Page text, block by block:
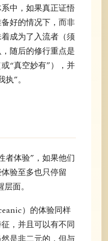
中，如果真正证悟
好的情况下，而非
成为了入流者（须
随后的修行重点是
“真空妙有”），并
”。
者体验”，如果他们
验至多也只停留
面。
）的体验同样
，并且可以有不同